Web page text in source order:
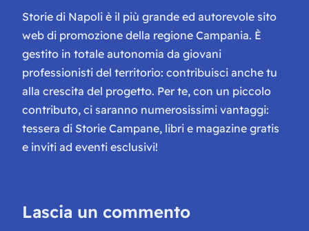
Storie di Napoli è il più grande ed autorevole sito
web di promozione della regione Campania. È
gestito in totale autonomia da giovani
professionisti del territorio: contribuisci anche tu
alla crescita del progetto. Per te, con un piccolo
contributo, ci saranno numerosissimi vantaggi:
tessera di Storie Campane, libri e magazine gratis
e inviti ad eventi esclusivi!
Lascia un commento